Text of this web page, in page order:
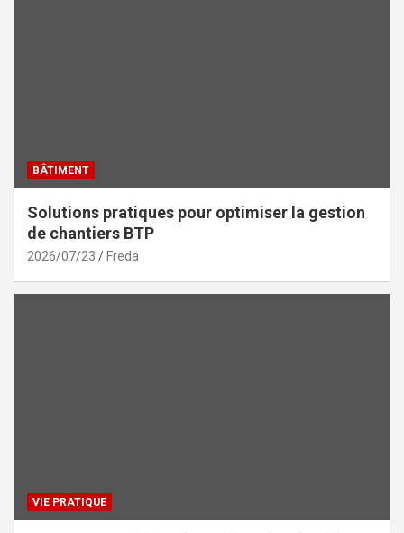
BÂTIMENT
Solutions pratiques pour optimiser la gestion
de chantiers BTP
2026/07/23 Freda
VIE PRATIQUE